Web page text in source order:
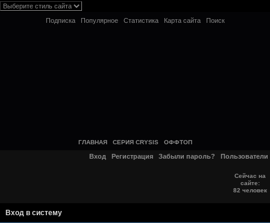
Подписка Популярное Статистика Карта сайта Поиск
ГЛАВНАЯ СЕРИЯ CRYSIS ОФФТОП
Вход Регистрация Забыли пароль? Пользователи
Сейчас на
сайте:
82 человек
Вход в систему